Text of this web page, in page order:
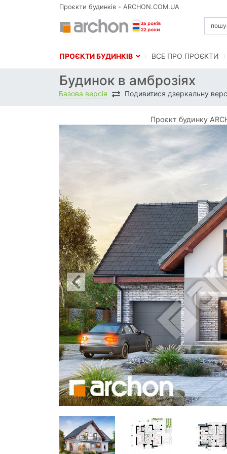
Проєкти будинків - ARCHON.COM.UA
ПРОЄКТИ БУДИНКІВ BСЕ ПРО ПРОЄКТИ
Будинок в амброзіях
Базова версія Подивитися дзеркальну
Проєкт будинку